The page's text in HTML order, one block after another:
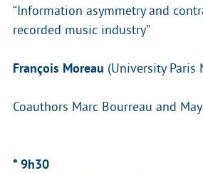
“Information asymmetry and
recorded music industry”
François Moreau (University Paris
Coauthors Marc Bourreau and
* 9h30